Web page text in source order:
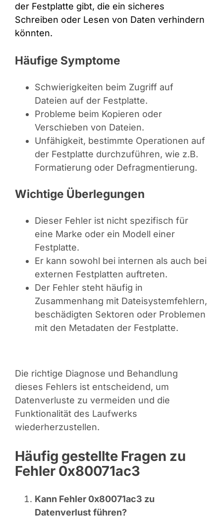
der Festplatte gibt, die ein sicheres
Schreiben oder Lesen von Daten verhindern
könnten.
Häufige Symptome
Schwierigkeiten beim Zugriff auf
Dateien auf der Festplatte.
Probleme beim Kopieren oder
Verschieben von Dateien.
Unfähigkeit, bestimmte Operationen auf
der Festplatte durchzuführen, wie z.B.
Formatierung oder Defragmentierung.
Wichtige Überlegungen
Dieser Fehler ist nicht spezifisch für
eine Marke oder ein Modell einer
Festplatte.
Er kann sowohl bei internen als auch bei
externen Festplatten auftreten.
Der Fehler steht häufig in
Zusammenhang mit Dateisystemfehlern,
beschädigten Sektoren oder Problemen
mit den Metadaten der Festplatte.
Die richtige Diagnose und Behandlung
dieses Fehlers ist entscheidend, um
Datenverluste zu vermeiden und die
Funktionalität des Laufwerks
wiederherzustellen.
Häufig gestellte Fragen zu
Fehler 0x80071ac3
Kann Fehler 0x80071ac3 zu
Datenverlust führen?